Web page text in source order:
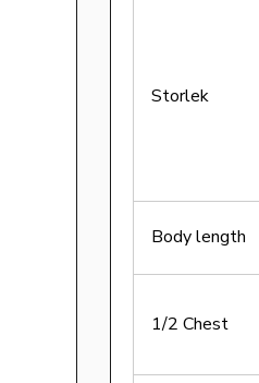
Storlek
Body length
1/2 Chest